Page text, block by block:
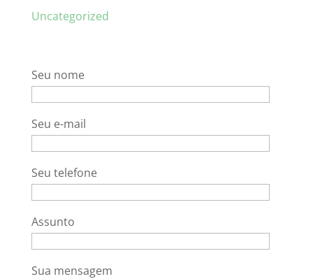
Uncategorized
Seu nome
Seu e-mail
Seu telefone
Assunto
Sua mensagem